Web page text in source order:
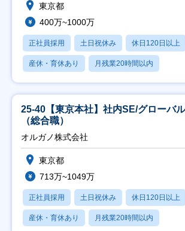
東京都
400万~1000万
正社員採用 土日祝休み 休日120日以上
産休・育休あり 月残業20時間以内
25-40【東京本社】社内SE/グローバ
（総合職）
オルガノ株式会社
東京都
713万~1049万
正社員採用 土日祝休み 休日120日以上
産休・育休あり 月残業20時間以内